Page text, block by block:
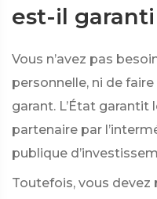
est-il
Vous n’avez pas
personnelle, ni de
garant. L’État
partenaire par
publique
Toutefois, vous devez